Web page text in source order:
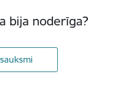
bija noderīga?